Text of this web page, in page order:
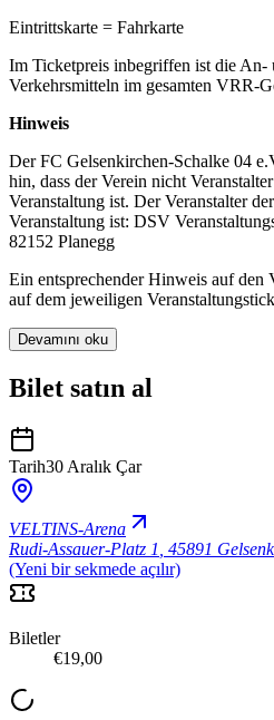
Eintrittskarte = Fahrkarte
Im Ticketpreis inbegriffen ist die An-
Verkehrsmitteln im gesamten VRR-
Hinweis
Der FC Gelsenkirchen-Schalke 04
hin, dass der Verein nicht
Veranstaltung ist. Der Veranstalter
Veranstaltung ist: DSV
82152 Planegg
Ein entsprechender Hinweis auf den
auf dem jeweiligen
Devamını oku
Bilet satın al
Tarih30 Aralık Çar
VELTINS-Arena
Rudi-Assauer-Platz 1 45891
(Yeni bir sekmede açılır)
Biletler
€19,00